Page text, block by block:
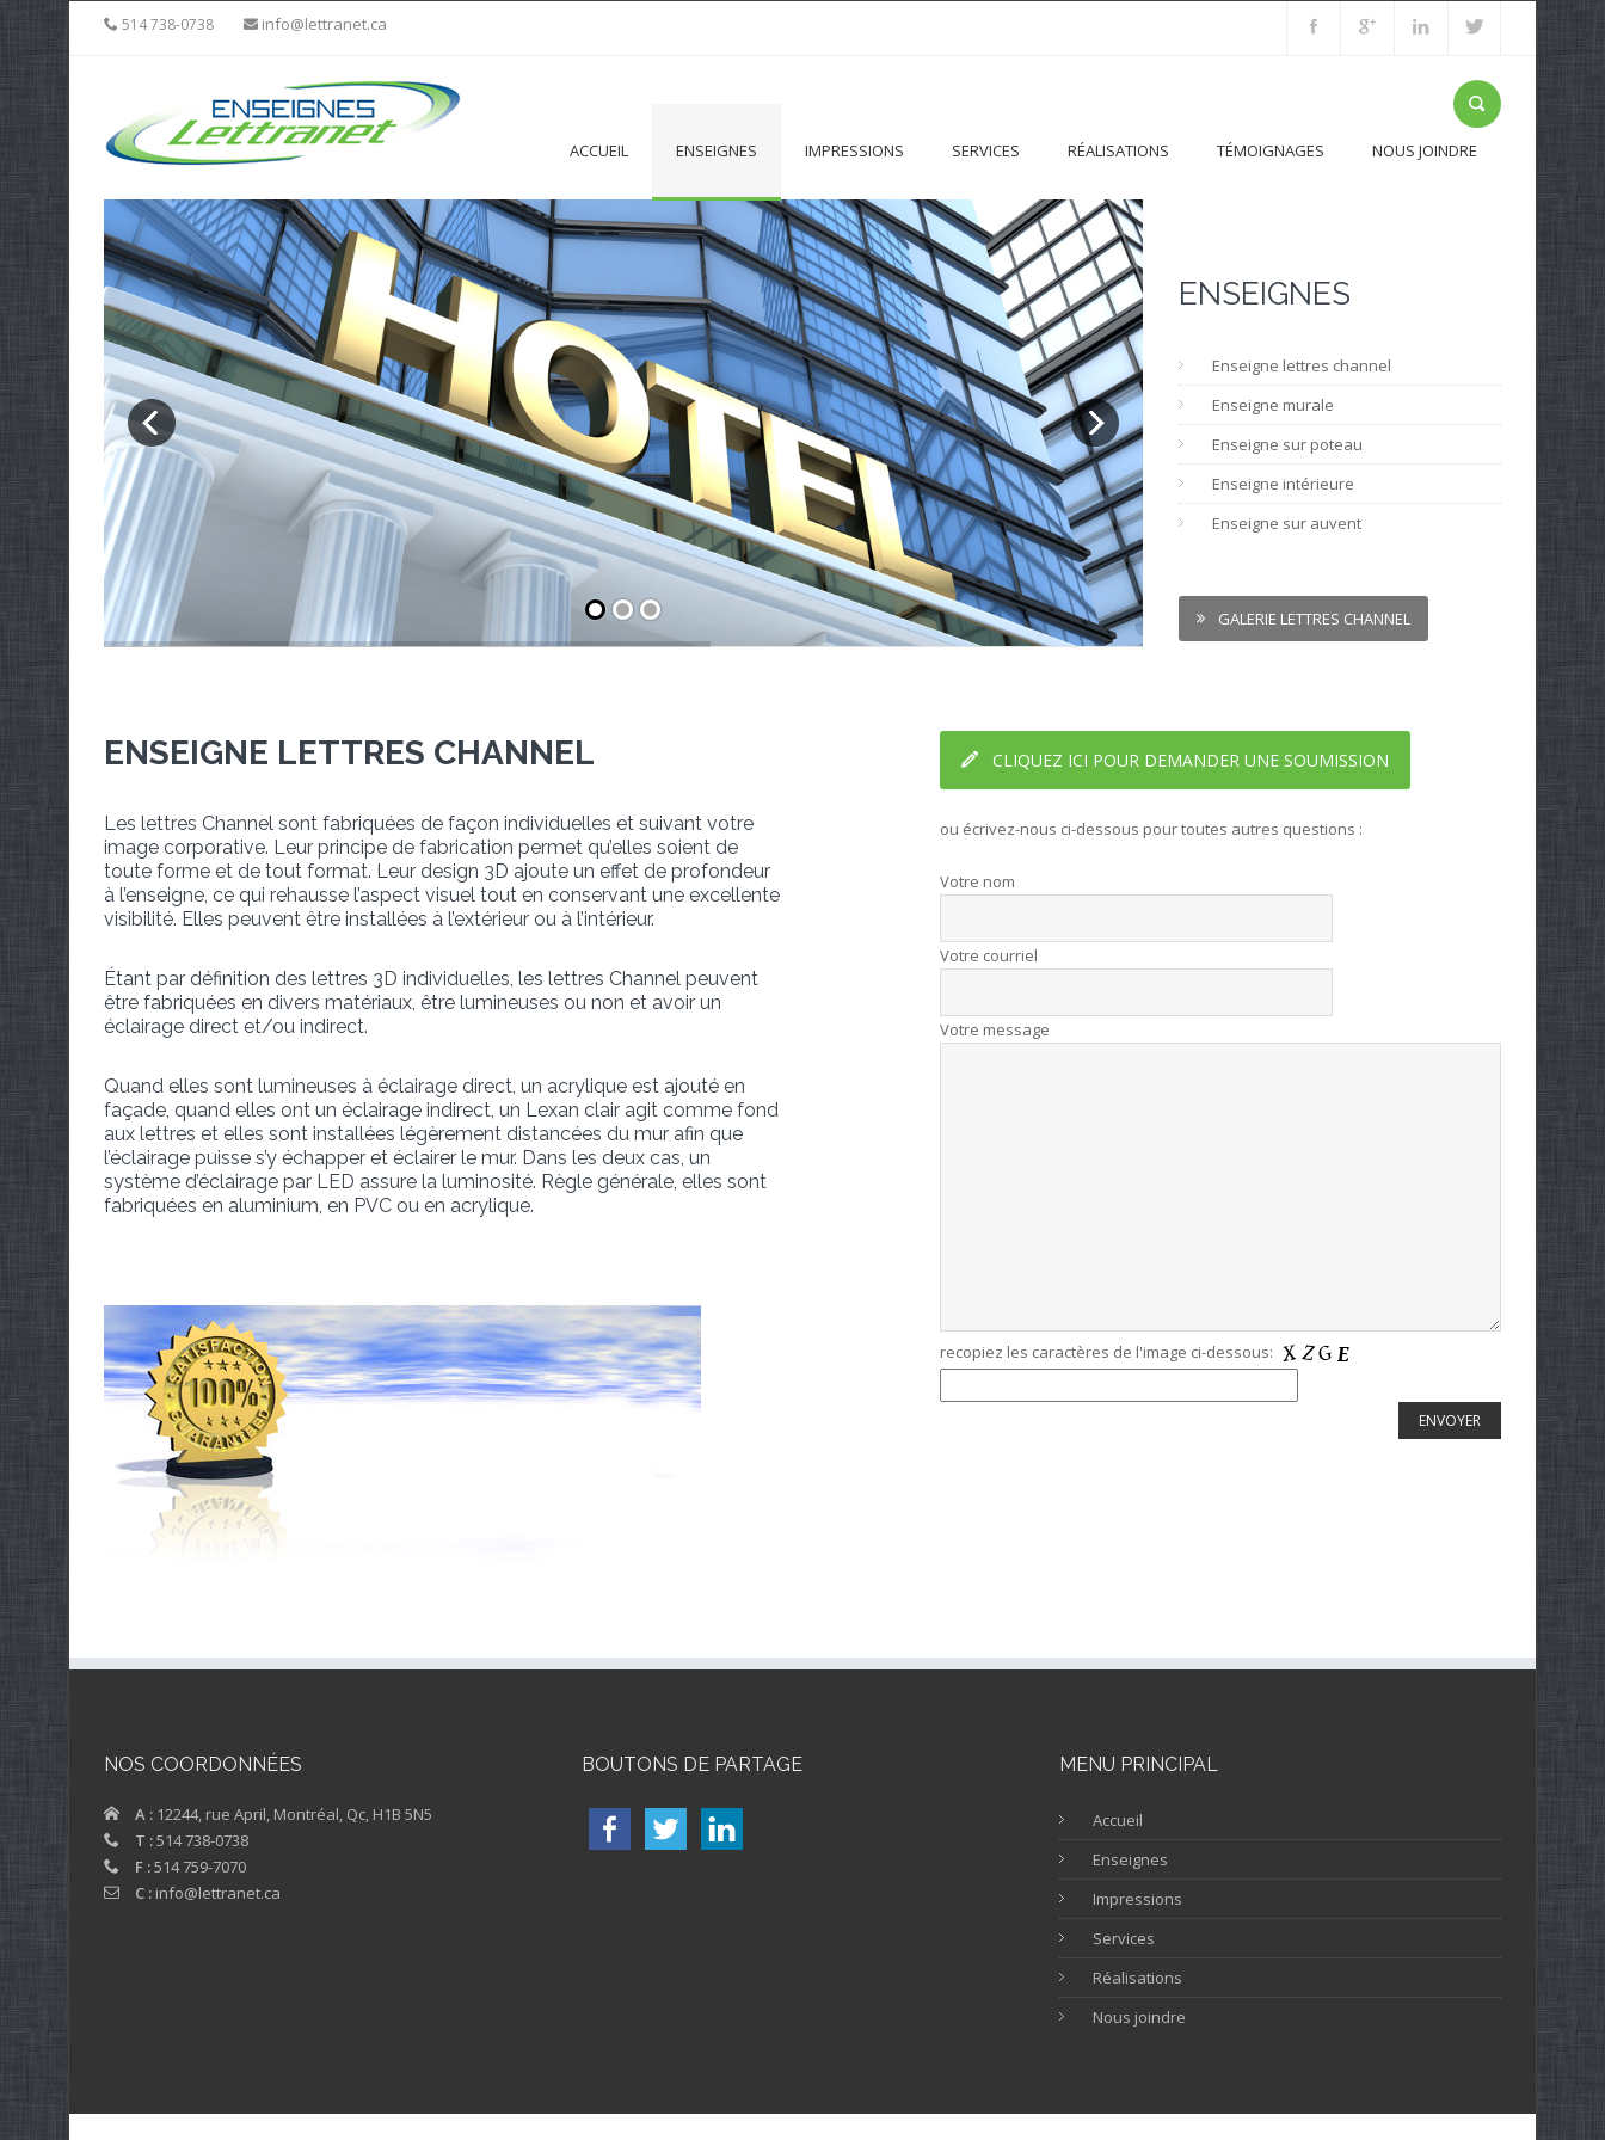
514 738-0738 info@lettranet.ca
ACCUEIL ENSEIGNES IMPRESSIONS SERVICES RÉALISATIONS TÉMOIGNAGES NOUS JOINDRE
ENSEIGNES
Enseigne lettres channel
Enseigne murale
Enseigne sur poteau
Enseigne intérieure
Enseigne sur auvent
GALERIE LETTRES CHANNEL
ENSEIGNE LETTRES CHANNEL
Les lettres Channel sont fabriquées de façon individuelles et suivant votre
image corporative. Leur principe de fabrication permet qu’elles soient de
toute forme et de tout format. Leur design 3D ajoute un effet de profondeur
à l’enseigne, ce qui rehausse l’aspect visuel tout en conservant une excellente
visibilité. Elles peuvent être installées à l’extérieur ou à l’intérieur.
Étant par définition des lettres 3D individuelles, les lettres Channel peuvent
être fabriquées en divers matériaux, être lumineuses ou non et avoir un
éclairage direct et/ou indirect.
Quand elles sont lumineuses à éclairage direct, un acrylique est ajouté en
façade, quand elles ont un éclairage indirect, un Lexan clair agit comme fond
aux lettres et elles sont installées légèrement distancées du mur afin que
l’éclairage puisse s’y échapper et éclairer le mur. Dans les deux cas, un
système d’éclairage par LED assure la luminosité. Règle générale, elles sont
fabriquées en aluminium, en PVC ou en acrylique.
CLIQUEZ ICI POUR DEMANDER UNE SOUMISSION
ou écrivez-nous ci-dessous pour toutes autres questions :
Votre nom
Votre courriel
Votre message
recopiez les caractères de l'image ci-dessous:
NOS COORDONNÉES
A : 12244, rue April, Montréal, Qc, H1B 5N5
T :514 738-0738
F :514 759-7070
C : info@lettranet.ca
BOUTONS DE PARTAGE MENU PRINCIPAL
Accueil
Enseignes
Impressions
Services
Réalisations
Nous joindre